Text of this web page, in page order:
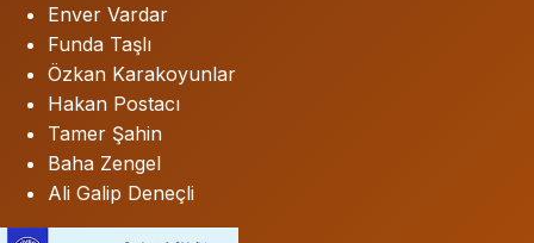
Enver Vardar
Funda Taşlı
Özkan Karakoyunlar
Hakan Postacı
Tamer Şahin
Baha Zengel
Ali Galip Deneçli